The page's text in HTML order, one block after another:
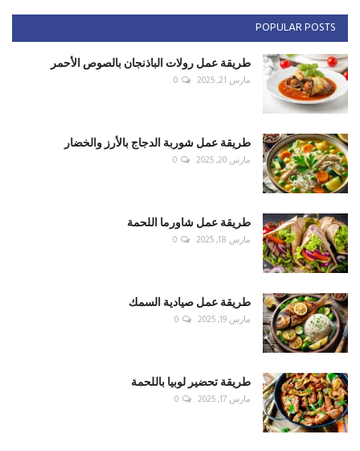
POPULAR POSTS
طريقة عمل رولات الباذنجان بالصوص الأحمر
مارس 21, 2025 0
طريقة عمل شوربة الدجاج بالأرز والخضار
مارس 20, 2025 0
طريقة عمل شاورما اللحمة
مارس 18, 2025 0
طريقة عمل صيادية السمك
مارس 19, 2025 0
طريقة تحضير لوبيا باللحمة
مارس 17, 2025 0